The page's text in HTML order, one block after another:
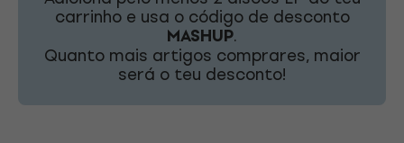
carrinho e usa o código de desconto
MASHUP.
Quanto mais artigos comprares, maior
será o teu desconto!